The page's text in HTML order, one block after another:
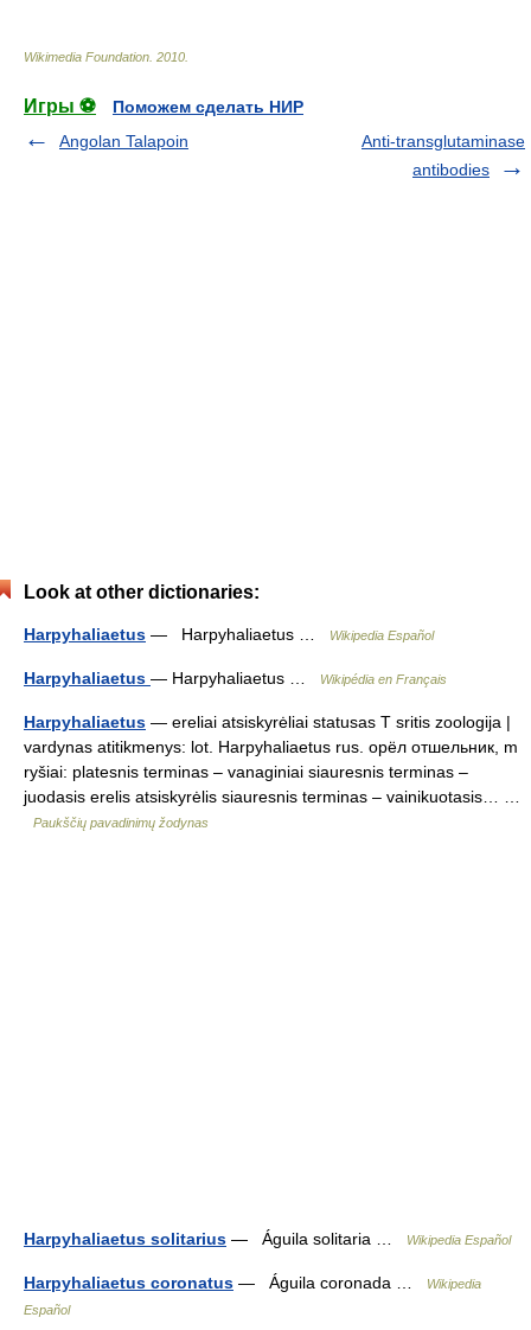
Wikimedia Foundation 2010
Игры ⚽
Поможем сделать НИР
Angolan Talapoin
Anti-transglutaminase
antibodies
Look at other dictionaries:
Harpyhaliaetus — Harpyhaliaetus … Wikipedia Español
Harpyhaliaetus — Harpyhaliaetus … Wikipédia en Français
Harpyhaliaetus — ereliai atsiskyrėliai statusas T sritis zoologija |
vardynas atitikmenys: lot. Harpyhaliaetus rus. орёл отшельник, m
ryšiai: platesnis terminas – vanaginiai siauresnis terminas –
juodasis erelis atsiskyrėlis siauresnis terminas – vainikuotasis… …
Paukščių pavadinimų žodynas
Harpyhaliaetus solitarius — Águila solitaria … Wikipedia Español
Harpyhaliaetus coronatus — Águila coronada …
Wikipedia
Español